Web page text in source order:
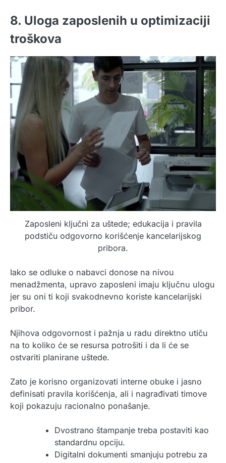
8. Uloga zaposlenih u optimizaciji
troškova
Zaposleni ključni za uštede; edukacija i pravila
podstiču odgovorno korišćenje kancelarijskog
pribora.
Iako se odluke o nabavci donose na nivou
menadžmenta, upravo zaposleni imaju ključnu ulogu
jer su oni ti koji svakodnevno koriste kancelarijski
pribor.
Njihova odgovornost i pažnja u radu direktno utiču
na to koliko će se resursa potrošiti i da li će se
ostvariti planirane uštede.
Zato je korisno organizovati interne obuke i jasno
definisati pravila korišćenja, ali i nagrađivati timove
koji pokazuju racionalno ponašanje.
Dvostrano štampanje treba postaviti kao
standardnu opciju.
Digitalni dokumenti smanjuju potrebu za